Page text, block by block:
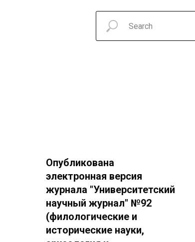
Опубликована
электронная версия
журнала "Университетский
научный журнал" №92
(филологические и
исторические науки,